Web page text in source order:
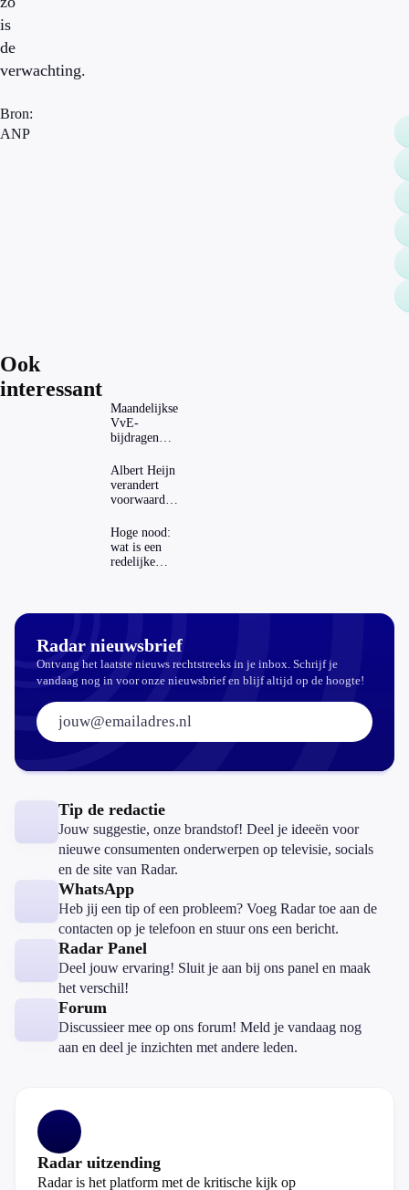
is
de
verwachting.
Bron:
ANP
Ook
interessant
Maandelijkse
VvE-
bijdragen
dat invloed
op je
hypotheek?
Albert Heijn
verandert
voorwaarden
mag dat
zomaar?
Hoge nood:
wat is een
redelijke
Radar nieuwsbrief
Ontvang het laatste nieuws rechtstreeks in je inbox. Schrijf je
vandaag nog in voor onze nieuwsbrief en blijf altijd op de hoogte!
E-mailadres:
Tip de redactie
Jouw suggestie, onze brandstof! Deel je ideeën voor
nieuwe consumenten onderwerpen op televisie, socials
en de site van Radar.
WhatsApp
Heb jij een tip of een probleem? Voeg Radar toe aan de
contacten op je telefoon en stuur ons een bericht.
Radar Panel
Deel jouw ervaring! Sluit je aan bij ons panel en maak
het verschil!
Forum
Discussieer mee op ons forum! Meld je vandaag nog
aan en deel je inzichten met andere leden.
Radar uitzending
Radar is het platform met de kritische kijk op